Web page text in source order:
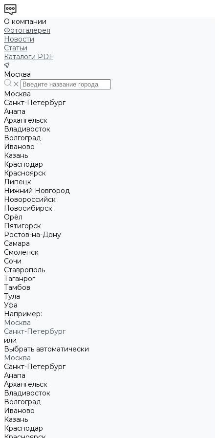
О компании
Фотогалерея
Новости
Статьи
Каталоги PDF
Москва
Москва
Санкт-Петербург
Анапа
Архангельск
Владивосток
Волгоград
Иваново
Казань
Краснодар
Красноярск
Липецк
Нижний Новгород
Новороссийск
Новосибирск
Орёл
Пятигорск
Ростов-на-Дону
Самара
Смоленск
Сочи
Ставрополь
Таганрог
Тамбов
Тула
Уфа
Например:
Москва
Санкт-Петербург
или
Выбрать автоматически
Москва
Санкт-Петербург
Анапа
Архангельск
Владивосток
Волгоград
Иваново
Казань
Краснодар